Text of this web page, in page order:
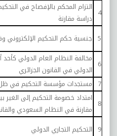
4 التزام المحكم بالإفصاح في
دراسة مقارنة
5 جنسية حكم التحكيم الإلكتروني
6 مخالفة النظام العام الدولي
الدولي في القانون الجزائري
7 مستجدات مؤسسة التحكيم في ظل
8 امتداد خصومة التحكيم إلى الغير
مقارنة في النظام السعودي
9 التحكيم التجاري الدولي